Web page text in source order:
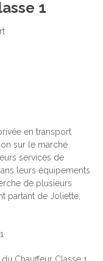
1
en transport
sur le marché
services de
leurs équipements
de plusieurs
partant de Joliette,
Chauffeur Classe 1